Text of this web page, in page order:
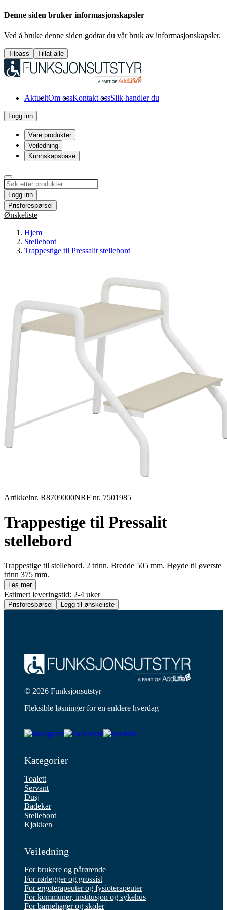
Denne siden bruker informasjonskapsler
Ved å bruke denne siden godtar du vår bruk av informasjonskapsler.
Tilpass Tillat alle
AktueltOm ossKontakt ossSlik handler du
Logg inn
Våre produkter
Veiledning
Kunnskapsbase
Logg inn
Prisforespørsel
Ønskeliste
Hjem
Stellebord
Trappestige til Pressalit stellebord
Artikkelnr. R8709000NRF nr. 7501985
Trappestige til Pressalit
stellebord
Trappestige til stellebord. 2 trinn. Bredde 505 mm. Høyde til øverste
trinn 375 mm.
Les mer
Estimert leveringstid: 2-4 uker
Prisforespørsel Legg til ønskeliste
© 2026 Funksjonsutstyr
Fleksible løsninger for en enklere hverdag
Kategorier
Toalett
Servant
Dusj
Badekar
Stellebord
Kjøkken
Veiledning
For brukere og pårørende
For rørlegger og grossist
For ergoterapeuter og fysioterapeuter
For kommuner, institusjon og sykehus
For barnehager og skoler